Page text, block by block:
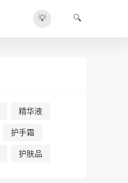
💡 🔍
精华液
护手霜
护肤品